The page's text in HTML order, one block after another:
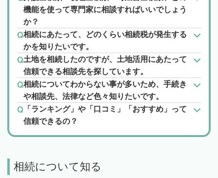
機能を使って専門家に相談すればいいでしょう
か？
相続にあたって、どのくらい相続税が発生する
かを知りたいです。
土地を相続したのですが、土地活用にあたって
信頼できる相談先を探しています。
相続についてわからない事が多いため、手続き
や相談先、法律など色々知りたいです。
「ランキング」や「口コミ」「おすすめ」って
信頼できるの？
相続について知る